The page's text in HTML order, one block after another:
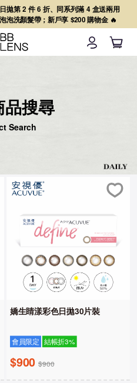
拋第 2 件 6 折、同系列滿 4 盒送兩用
泡洗顏髮帶；新戶享 $200 購物金 🔥
品搜尋
Search
嬌生睛漾彩色日拋30片裝
會員限定 結帳折3%
$900 $900